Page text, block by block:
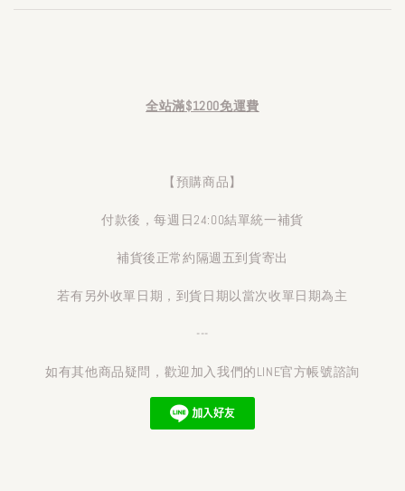
全站滿$1200免運費
【預購商品】
付款後，每週日24:00結單統一補貨
補貨後正常約隔週五到貨寄出
若有另外收單日期，到貨日期以當次收單日期為主
---
如有其他商品疑問，歡迎加入我們的LINE官方帳號諮詢